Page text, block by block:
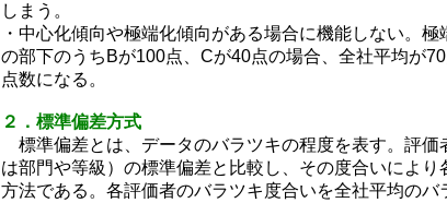
しまう。
・中心化傾向や極端化傾向がある場合に機能しない。極
の部下のうちBが100点、Cが40点の場合、全社平均が
点数になる。
２．標準偏差方式
標準偏差とは、データのバラツキの程度を表す。評価
は部門や等級）の標準偏差と比較し、その度合いにより
方法である。各評価者のバラツキ度合いを全社平均のバ